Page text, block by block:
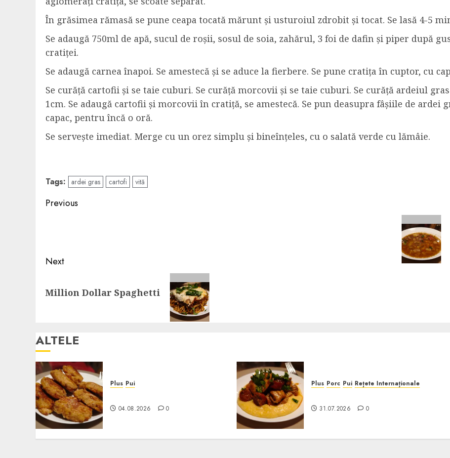
În grăsimea rămasă se pune ceapa tocată mărunt și usturoiul zdrobit și tocat. Se lasă 4-5
Se adaugă 750ml de apă, sucul de roșii, sosul de soia, zahărul, 3 foi de dafin și piper după
cratiței.
Se adaugă carnea înapoi. Se amestecă și se aduce la fierbere. Se pune cratița în cuptor, cu
Se curăță cartofii și se taie cuburi. Se curăță morcovii și se taie cuburi. Se curăță ardeiul
1cm. Se adaugă cartofii și morcovii în cratiță, se amestecă. Se pun deasupra fâșiile de ardei
capac, pentru încă o oră.
Se servește imediat. Merge cu un orez simplu și bineînțeles, cu o salată verde cu lămâie.
Tags: ardei gras cartofi vită
Post
Previous
Next
post:
Million Dollar Spaghetti
ALTELE
Plus Pui
04.08.2026 0
Plus Porc Pui Rețete Internaționale
31.07.2026 0